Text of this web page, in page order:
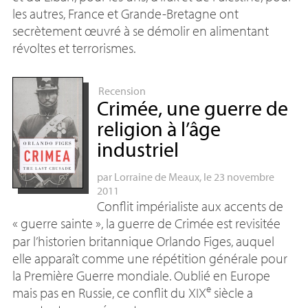
les autres, France et Grande-Bretagne ont
secrètement œuvré à se démolir en alimentant
révoltes et terrorismes.
Recension
Crimée, une guerre de
religion à l’âge
industriel
par Lorraine de Meaux, le 23 novembre
2011
Conflit impérialiste aux accents de
« guerre sainte », la guerre de Crimée est revisitée
par l’historien britannique Orlando Figes, auquel
elle apparaît comme une répétition générale pour
la Première Guerre mondiale. Oublié en Europe
mais pas en Russie, ce conflit du XIXesiècle a